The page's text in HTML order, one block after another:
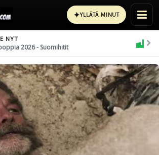
✦YLLÄTÄ MINUT
NYT
2026 - Suomihitit